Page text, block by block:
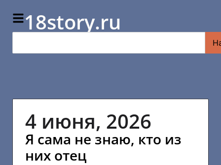
18story.ru
4 июня, 2026
Я сама не знаю, кто из
них отец